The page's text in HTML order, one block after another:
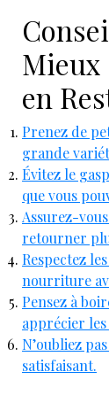
Mieux
en
Prenez de
grande
Évitez le
que vous
Assurez-
retourner
Respectez
nourriture
Pensez à
apprécier les
N’oubliez
satisfaisant.